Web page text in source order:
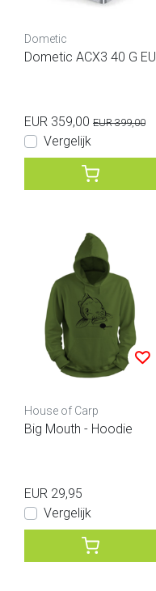
Dometic
Dometic ACX3 40 G EU
EUR 359,00 EUR 399,00
Vergelijk
House of Carp
Big Mouth - Hoodie
EUR 29,95
Vergelijk